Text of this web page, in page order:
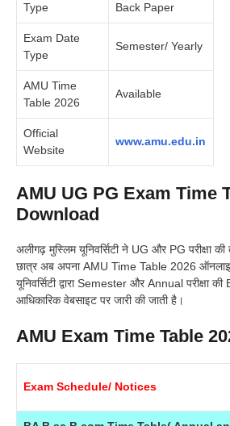
Type
Back Paper
Exam Date
Type
Semester/ Yearly
AMU Time
Table 2026
Available
Official
Website
www.amu.edu.in
AMU UG PG Exam Time
Download
अलीगढ़ मुस्लिम यूनिवर्सिटी ने UG और PG परीक्षा
छात्र अब अपना AMU Time Table 2026
यूनिवर्सिटी द्वारा Semester और Annual परीक्षा
आधिकारिक वेबसाइट पर जारी की जाती है।
AMU Exam Time Table
Exam Schedule/ Notices